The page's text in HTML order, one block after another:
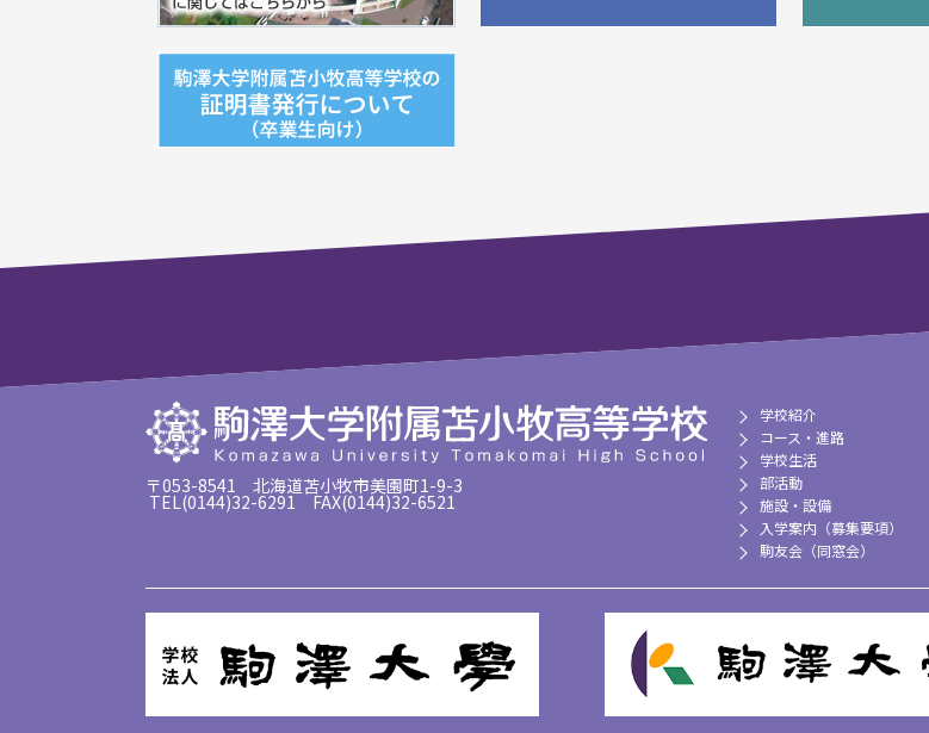
〒053-8541 北海道苫小牧市美園町1-9-3
TEL(0144)32-6291 FAX(0144)32-6521
学校紹介
コース・進路
学校生活
部活動
施設・設備
入学案内（募集要項）
駒友会（同窓会）